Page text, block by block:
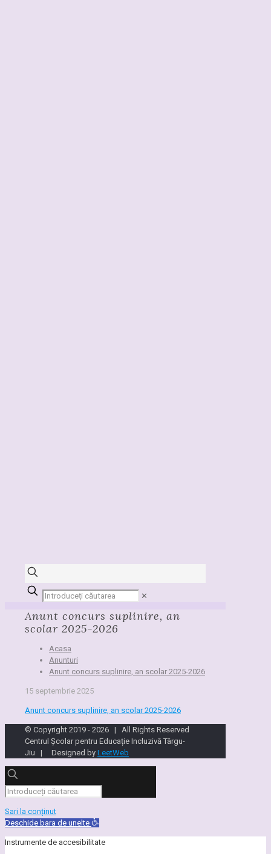
✕
Anunt concurs suplinire, an
scolar 2025-2026
Acasa
Anunturi
Anunt concurs suplinire, an scolar 2025-2026
15 septembrie 2025
Anunt concurs suplinire, an scolar 2025-2026
© Copyright 2019 - 2026 | All Rights Reserved
Centrul Școlar pentru Educație Incluzivă Târgu-
Jiu | Designed by LeetWeb
Sari la conținut
Deschide bara de unelte
Instrumente de accesibilitate